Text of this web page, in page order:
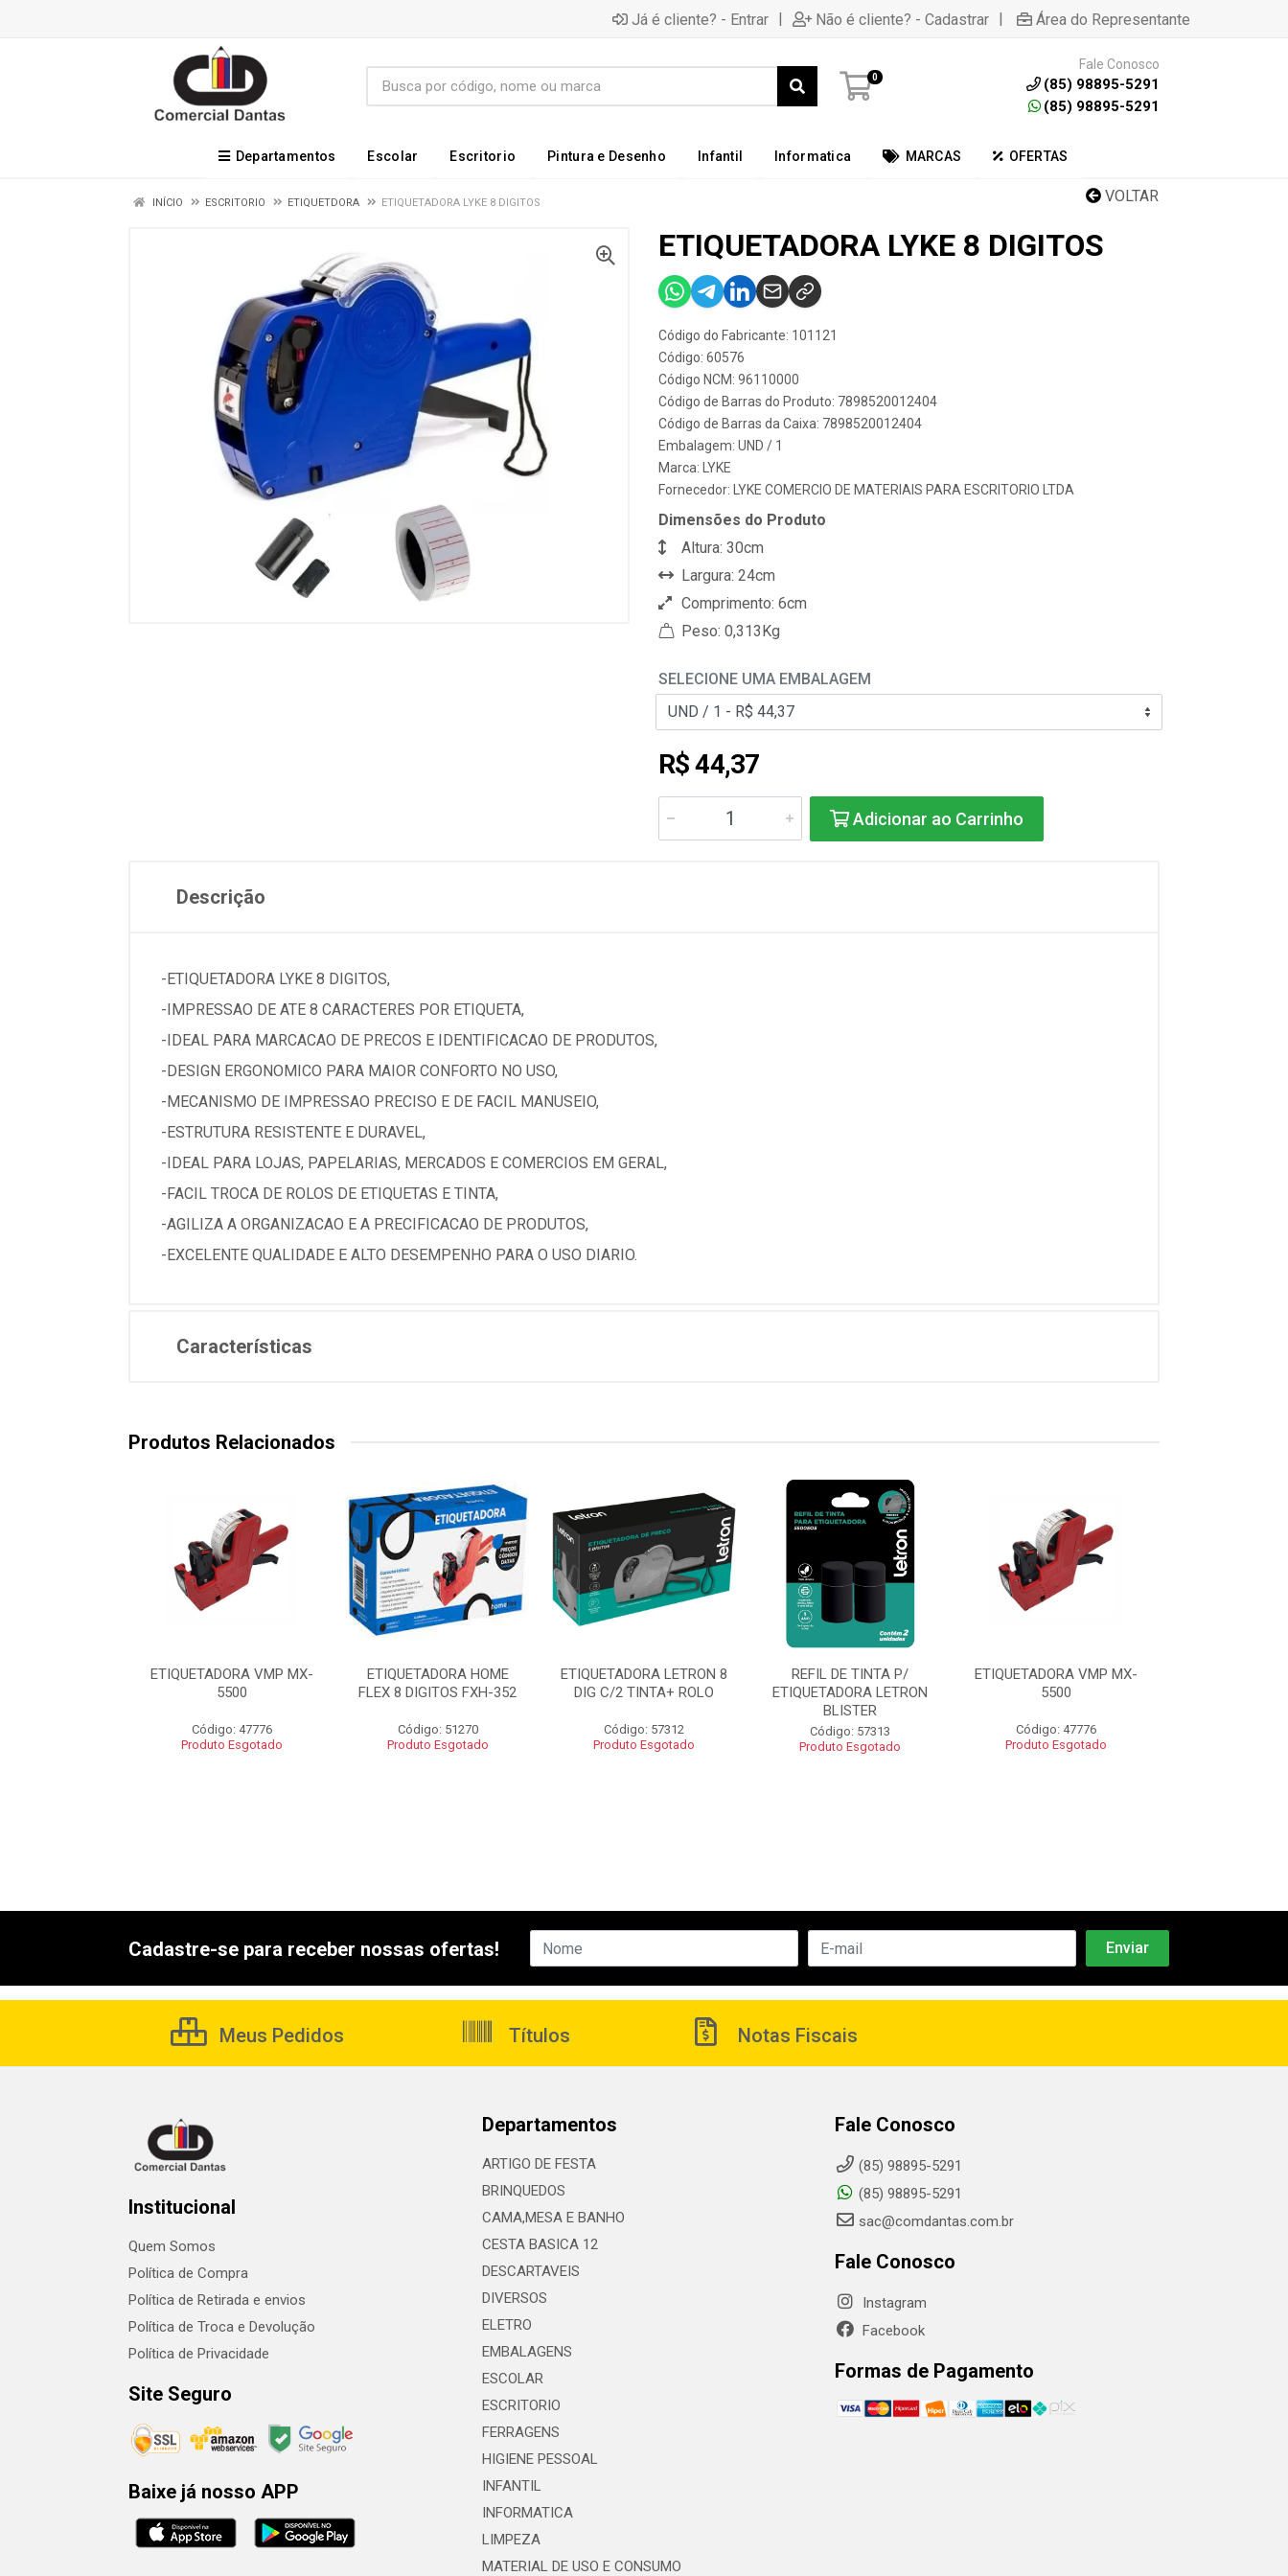
Já é cliente? - Entrar | Não é cliente? - Cadastrar | Área do Representante
0
Fale Conosco
(85) 98895-5291
(85) 98895-5291
Departamentos Escolar Escritorio Pintura e Desenho Infantil Informatica MARCAS OFERTAS
VOLTAR
INÍCIO ESCRITORIO ETIQUETDORA ETIQUETADORA LYKE 8 DIGITOS
ETIQUETADORA LYKE 8 DIGITOS
Código do Fabricante: 101121
Código: 60576
Código NCM: 96110000
Código de Barras do Produto: 7898520012404
Código de Barras da Caixa: 7898520012404
Embalagem: UND / 1
Marca: LYKE
Fornecedor: LYKE COMERCIO DE MATERIAIS PARA ESCRITORIO LTDA
Dimensões do Produto
Altura: 30cm
Largura: 24cm
Comprimento: 6cm
Peso: 0,313Kg
SELECIONE UMA EMBALAGEM
R$ 44,37
Adicionar ao Carrinho
Descrição
-ETIQUETADORA LYKE 8 DIGITOS,
-IMPRESSAO DE ATE 8 CARACTERES POR ETIQUETA,
-IDEAL PARA MARCACAO DE PRECOS E IDENTIFICACAO DE PRODUTOS,
-DESIGN ERGONOMICO PARA MAIOR CONFORTO NO USO,
-MECANISMO DE IMPRESSAO PRECISO E DE FACIL MANUSEIO,
-ESTRUTURA RESISTENTE E DURAVEL,
-IDEAL PARA LOJAS, PAPELARIAS, MERCADOS E COMERCIOS EM GERAL,
-FACIL TROCA DE ROLOS DE ETIQUETAS E TINTA,
-AGILIZA A ORGANIZACAO E A PRECIFICACAO DE PRODUTOS,
-EXCELENTE QUALIDADE E ALTO DESEMPENHO PARA O USO DIARIO.
Características
Produtos Relacionados
ETIQUETADORA VMP MX-
5500
Código: 47776
Produto Esgotado
ETIQUETADORA HOME
FLEX 8 DIGITOS FXH-352
Código: 51270
Produto Esgotado
ETIQUETADORA LETRON 8
DIG C/2 TINTA+ ROLO
Código: 57312
Produto Esgotado
REFIL DE TINTA P/
ETIQUETADORA LETRON
BLISTER
Código: 57313
Produto Esgotado
ETIQUETADORA VMP MX-
5500
Código: 47776
Produto Esgotado
Cadastre-se para receber nossas ofertas!
Meus Pedidos Títulos Notas Fiscais
Institucional
Quem Somos
Política de Compra
Política de Retirada e envios
Política de Troca e Devolução
Política de Privacidade
Site Seguro
Baixe já nosso APP
Departamentos
ARTIGO DE FESTA
BRINQUEDOS
CAMA,MESA E BANHO
CESTA BASICA 12
DESCARTAVEIS
DIVERSOS
ELETRO
EMBALAGENS
ESCOLAR
ESCRITORIO
FERRAGENS
HIGIENE PESSOAL
INFANTIL
INFORMATICA
LIMPEZA
MATERIAL DE USO E CONSUMO
Fale Conosco
(85) 98895-5291
(85) 98895-5291
sac@comdantas.com.br
Fale Conosco
Instagram
Facebook
Formas de Pagamento